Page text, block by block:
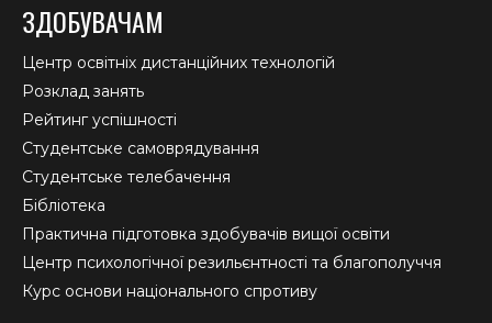
ЗДОБУВАЧАМ
Центр освітніх дистанційних технологій
Розклад занять
Рейтинг успішності
Студентське самоврядування
Студентське телебачення
Бібліотека
Практична підготовка здобувачів вищої освіти
Центр психологічної резильєнтності та благополуччя
Курс основи національного спротиву